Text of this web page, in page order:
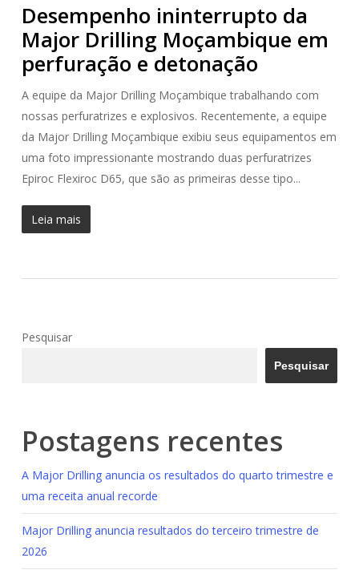
Desempenho ininterrupto da
Major Drilling Moçambique em
perfuração e detonação
A equipe da Major Drilling Moçambique trabalhando com
nossas perfuratrizes e explosivos. Recentemente, a equipe
da Major Drilling Moçambique exibiu seus equipamentos em
uma foto impressionante mostrando duas perfuratrizes
Epiroc Flexiroc D65, que são as primeiras desse tipo...
Leia mais
Pesquisar
Pesquisar
Postagens recentes
A Major Drilling anuncia os resultados do quarto trimestre e
uma receita anual recorde
Major Drilling anuncia resultados do terceiro trimestre de
2026